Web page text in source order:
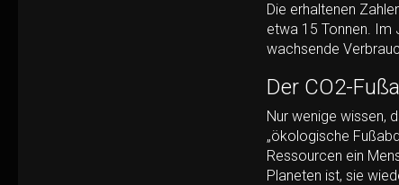
Die erhaltenen
etwa 15 Tonnen. Im
wachsende
Der CO2-
Nur wenige wissen,
„ökologische
Ressourcen ein
Planeten ist, sie